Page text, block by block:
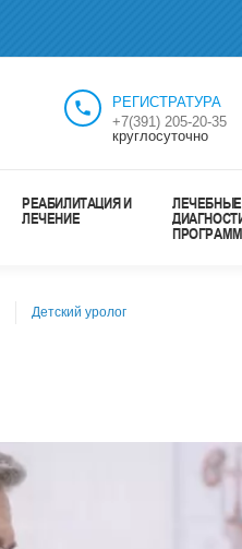
РЕГИСТРАТУРА
+7(391) 205-20-35
круглосуточно
РЕАБИЛИТАЦИЯ И
ЛЕЧЕНИЕ
Детский уролог